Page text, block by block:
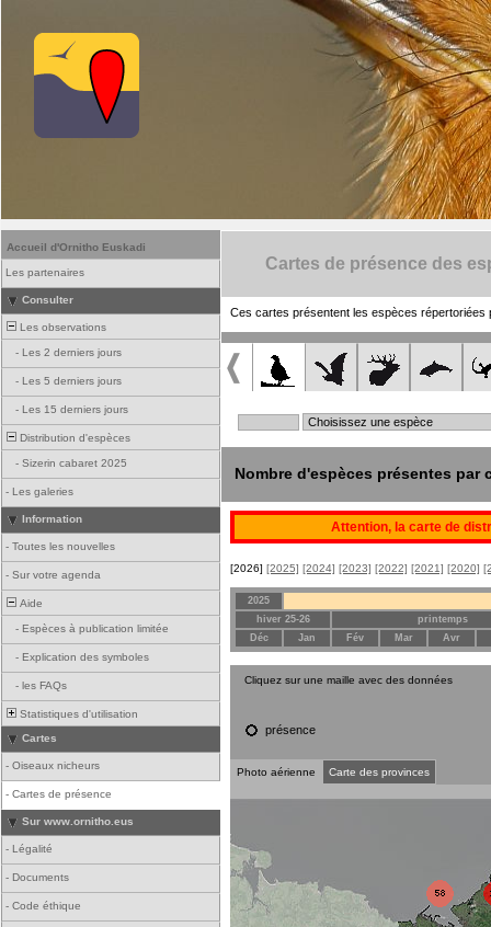
Accueil d'Ornitho Euskadi
Les partenaires
Consulter
Les observations
- Les 2 derniers jours
- Les 5 derniers jours
- Les 15 derniers jours
Distribution d'espèces
- Sizerin cabaret 2025
- Les galeries
Information
- Toutes les nouvelles
- Sur votre agenda
Aide
- Espèces à publication limitée
- Explication des symboles
- les FAQs
Statistiques d'utilisation
Cartes
- Oiseaux nicheurs
- Cartes de présence
Sur www.ornitho.eus
- Légalité
- Documents
- Code éthique
Cartes de présence des
Ces cartes présentent les espèces répertoriées
Nombre d'espèces présentes par
Attention, la carte de
[2026] [2025] [2024] [2023] [2022] [2021] [2020]
2025
hiver 25-26
printemps
Déc
Jan Fév Mar Avr
Cliquez sur une maille avec des données
présence
Photo aérienne Carte des provinces